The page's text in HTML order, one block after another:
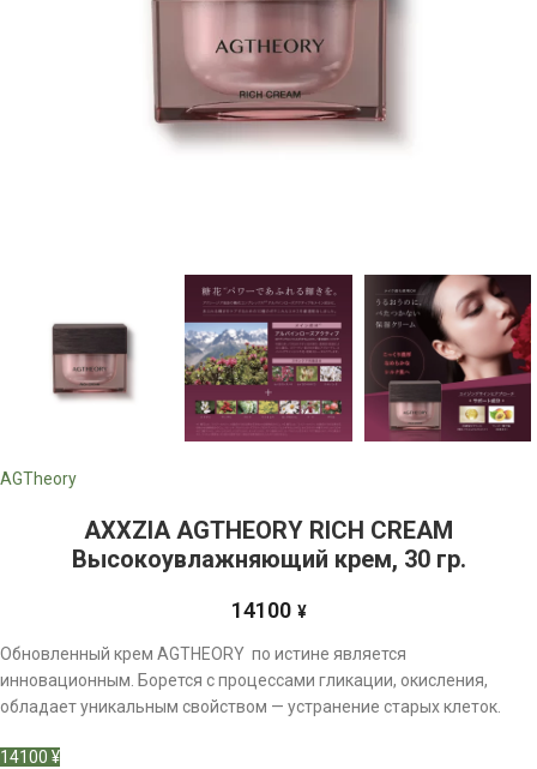
AGTheory
AXXZIA AGTHEORY RICH CREAM
Высокоувлажняющий крем, 30 гр.
14100 ¥
Обновленный крем AGTHEORY по истине является
инновационным. Борется с процессами гликации, окисления,
обладает уникальным свойством — устранение старых клеток.
14100 ¥